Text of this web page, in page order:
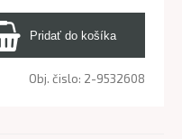
Obj. čislo: 2-9532608